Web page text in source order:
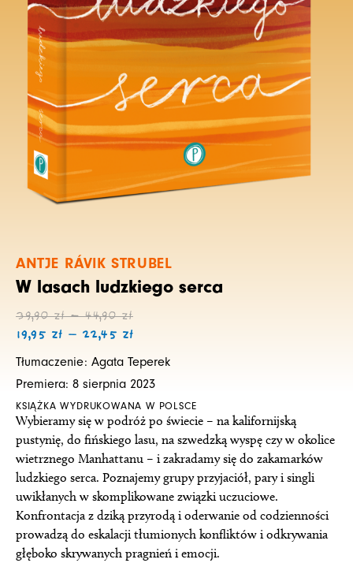
ANTJE RÁVIK STRUBEL
W lasach ludzkiego serca
39,90zł – 44,90złZakres
cen:
39,90 zł
do
44,90 zł
19,95 zł – 22,45 zł
19,95 zł
do
22,45 zł
Tłumaczenie: Agata Teperek
Premiera: 8 sierpnia 2023
KSIĄŻKA WYDRUKOWANA W POLSCE
Wybieramy się w podróż po świecie – na kalifornijską
pustynię, do fińskiego lasu, na szwedzką wyspę czy w okolice
wietrznego Manhattanu – i zakradamy się do zakamarków
ludzkiego serca. Poznajemy grupy przyjaciół, pary i singli
uwikłanych w skomplikowane związki uczuciowe.
Konfrontacja z dziką przyrodą i oderwanie od codzienności
prowadzą do eskalacji tłumionych konfliktów i odkrywania
głęboko skrywanych pragnień i emocji.